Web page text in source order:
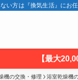
い方は『換気生活』に
【最大
機の交換・修理 浴室乾燥機